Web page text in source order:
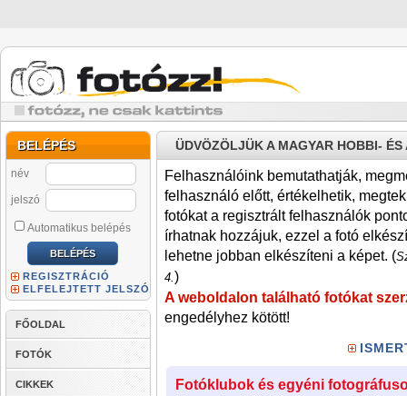
BELÉPÉS
név
jelszó
Automatikus belépés
REGISZTRÁCIÓ
ELFELEJTETT JELSZÓ
FŐOLDAL
FOTÓK
CIKKEK
ÜDVÖZÖLJÜK A MAGYAR HOBBI-
Felhasználóink bemutathatják,
felhasználó előtt, értékelhetik,
fotókat a regisztrált felhasználók
írhatnak hozzájuk, ezzel a fotó
lehetne jobban elkészíteni a képet. (
4.)
A weboldalon található fotókat
engedélyhez kötött!
Fotóklubok és egyéni